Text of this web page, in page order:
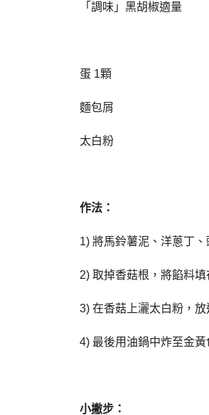
「調味」黑胡椒適量
蛋 1顆
麵包屑
太白粉
作法：
1) 將馬鈴薯泥、洋蔥丁
2) 取掉香菇根，將餡料填
3) 在香菇上灑太白粉，
4) 最後用油鍋中炸至金
小撇步 ：